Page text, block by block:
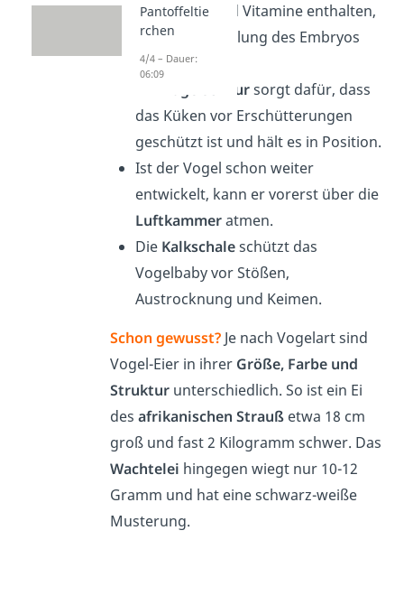
Mineralien und Vitamine enthalten,
die die Entwicklung des Embryos
unterstützen.
Hagelschnursorgt dafür, dass
das Küken vor Erschütterungen
geschützt ist und hält es in Position.
Ist der Vogel schon weiter
entwickelt, kann er vorerst über die
Luftkammeratmen.
Die Kalkschaleschützt das
Vogelbaby vor Stößen,
Austrocknung und Keimen.
Schon gewusst? Je nach Vogelart sind
Vogel-Eier in ihrer Größe, Farbe und
Struktur unterschiedlich. So ist ein Ei
desafrikanischen Strauß etwa 18 cm
groß und fast 2 Kilogramm schwer. Das
Wachtelei hingegen wiegt nur 10-12
Gramm und hat eine schwarz-weiße
Musterung.
Pantoffeltie
rchen
4/4 – Dauer:
06:09